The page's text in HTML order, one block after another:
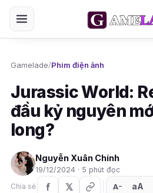
Gamelade/Phim điện ảnh
Jurassic World:
đầu kỷ nguyên
long?
Nguyễn Xuân Chính
19/12/2024 · 5 phút đọc
Chia sẻ
A− aA